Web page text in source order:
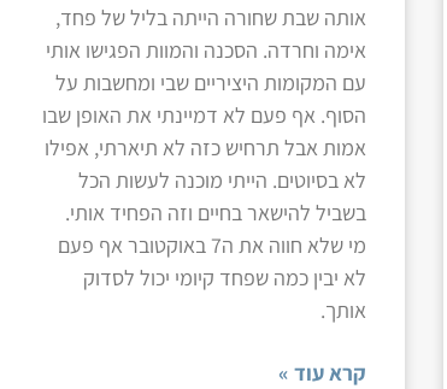
אותה שבת שחורה הייתה בליל של פחד,
אימה וחרדה. הסכנה והמוות הפגישו אותי
עם המקומות היציריים שבי ומחשבות על
הסוף. אף פעם לא דמיינתי את האופן שבו
אמות אבל תרחיש כזה לא תיארתי, אפילו
לא בסיוטים. הייתי מוכנה לעשות הכל
בשביל להישאר בחיים וזה הפחיד אותי.
מי שלא חווה את ה7 באוקטובר אף פעם
לא יבין כמה שפחד קיומי יכול לסדוק
אותך.
קרא עוד »